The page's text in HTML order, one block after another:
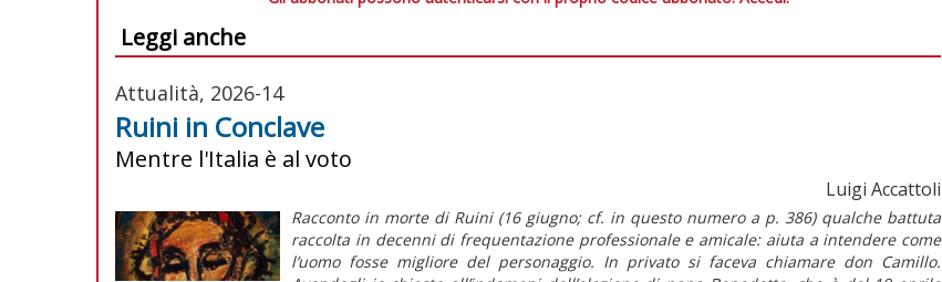
Leggi anche
Attualità, 2026-14
Ruini in Conclave
Mentre l'Italia è al voto
Luigi Accattoli
Racconto in morte di Ruini (16 giugno; cf. in questo numero a p. 386) qualche battuta
raccolta in decenni di frequentazione professionale e amicale: aiuta a intendere come
l’uomo fosse migliore del personaggio. In privato si faceva chiamare don Camillo.